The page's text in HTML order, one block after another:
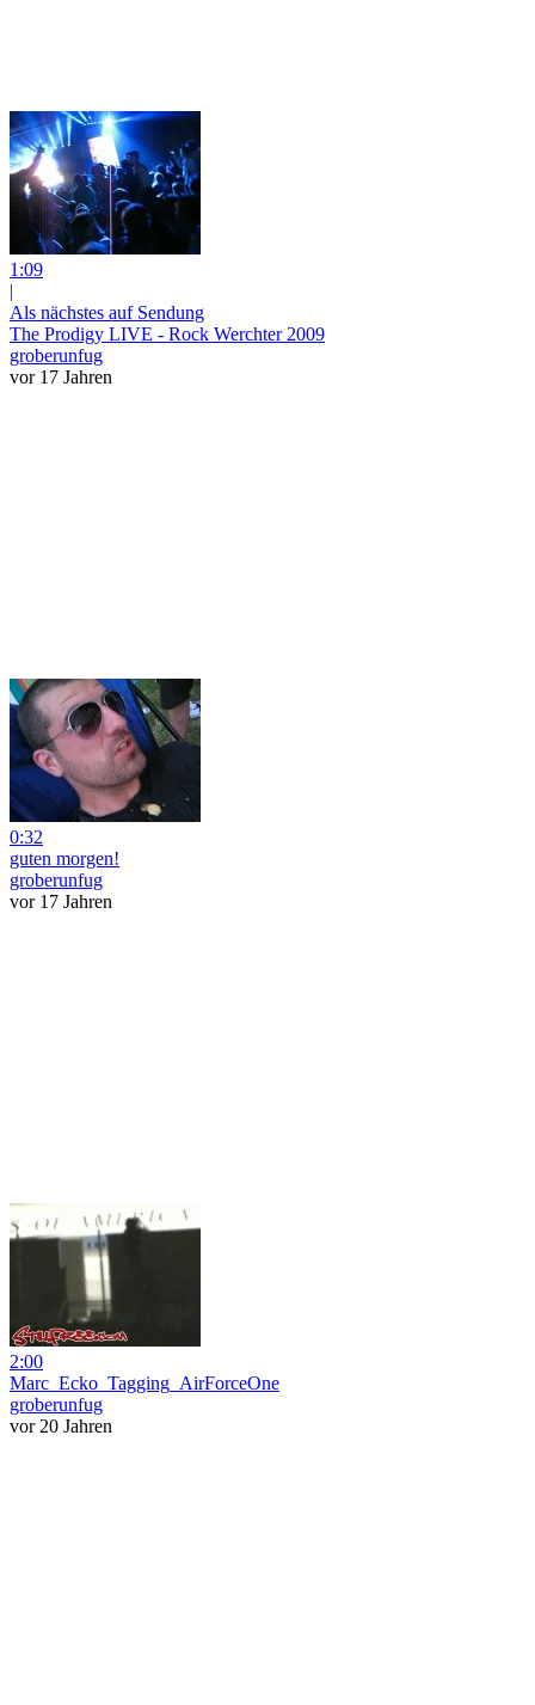
1:09
|
Als nächstes auf Sendung
The Prodigy LIVE - Rock Werchter 2009
groberunfug
vor 17 Jahren
0:32
guten morgen!
groberunfug
vor 17 Jahren
2:00
Marc_Ecko_Tagging_AirForceOne
groberunfug
vor 20 Jahren